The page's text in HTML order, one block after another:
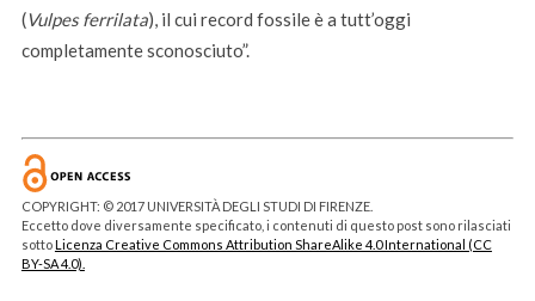
(Vulpes ferrilata), il cui record fossile è a tutt’oggi
completamente sconosciuto”.
COPYRIGHT: © 2017 UNIVERSITÀ DEGLI STUDI DI FIRENZE.
Eccetto dove diversamente specificato, i contenuti di questo post sono rilasciati
sottoLicenza Creative Commons Attribution ShareAlike 4.0 International (CC
BY-SA 4.0).